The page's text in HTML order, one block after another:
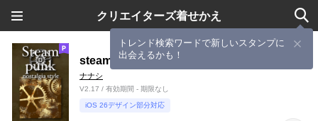
クリエイターズ着せかえ
トレンド検索ワードで新しいスタンプに
出会えるかも！
steampunk nostalgia style
ナナシ
V2.17 / 有効期間 - 期限なし
iOS 26デザイン部分対応